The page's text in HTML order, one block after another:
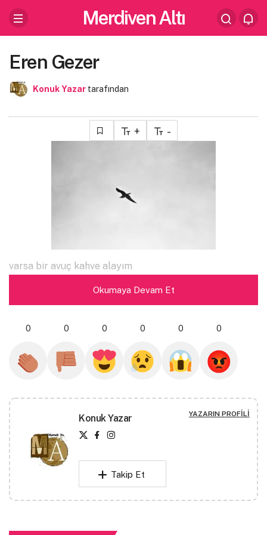
Merdiven Altı
Eren Gezer
Konuk Yazar tarafından
+ -
varsa bir avuç kahve alayım
ruhunla kavrulmuş olsun
ya da topuklarının ilk süzülüşü mü demeliyim
hepiniz üzerinize alının bunları
zira en alıngan ben değilimdir
hatta paltolanın üç satırı
benim fakir şarapçı olup
zihin yoksullarını hayatla yüzleştirmek gibi
Okumaya Devam Et
0 0 0 0 0 0
Konuk Yazar YAZARIN PROFILI
Takip Et